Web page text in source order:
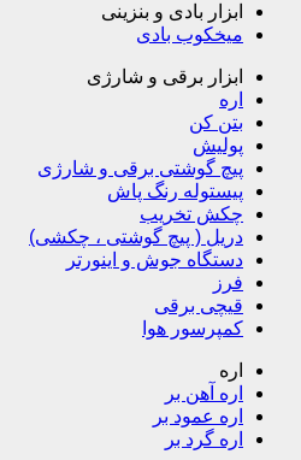
ابزار بادی و بنزینی
میخکوب بادی
ابزار برقی و شارژی
اره
بتن کن
پولیش
پیچ گوشتی برقی و شارژی
پیستوله رنگ پاش
چکش تخریب
دریل ( پیچ گوشتی ، چکشی)
دستگاه جوش و اینورتر
فرز
قیچی برقی
کمپرسور هوا
اره
اره آهن بر
اره عمود بر
اره گرد بر